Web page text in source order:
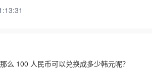
么 100 人民币可以兑换成多少韩元呢？